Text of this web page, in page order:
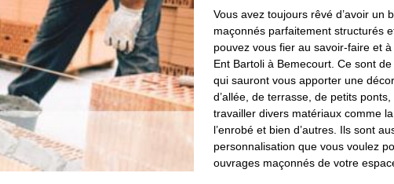
Vous avez toujours rêvé d’avoir un
maçonnés parfaitement structurés
pouvez vous fier au savoir-faire et
Ent Bartoli à Bemecourt. Ce sont
qui sauront vous apporter une
d’allée, de terrasse, de petits
travailler divers matériaux comme
l’enrobé et bien d’autres. Ils sont
personnalisation que vous voulez
ouvrages maçonnés de votre